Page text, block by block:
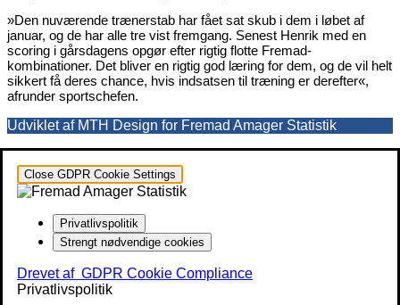
»Den nuværende trænerstab har fået sat skub i dem i løbet af
januar, og de har alle tre vist fremgang. Senest Henrik med en
scoring i gårsdagens opgør efter rigtig flotte Fremad-
kombinationer. Det bliver en rigtig god læring for dem, og de vil helt
sikkert få deres chance, hvis indsatsen til træning er derefter«,
afrunder sportschefen.
Udviklet af MTH Design for Fremad Amager Statistik
Close GDPR Cookie Settings
Privatlivspolitik
Strengt nødvendige cookies
Drevet af GDPR Cookie Compliance
Privatlivspolitik